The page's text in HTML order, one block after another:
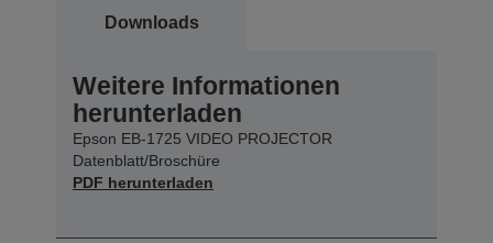
Downloads
Weitere Informationen
herunterladen
Epson EB-1725 VIDEO PROJECTOR
Datenblatt/Broschüre
PDF herunterladen